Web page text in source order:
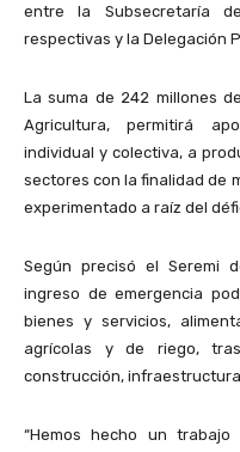
entre la Subsecretaría
respectivas y la Delegación
La suma de 242 millones
Agricultura, permitirá
individual y colectiva, a
sectores con la finalidad de
experimentado a raíz del
Según precisó el Seremi
ingreso de emergencia
bienes y servicios,
agrícolas y de riego,
construcción,
“Hemos hecho un